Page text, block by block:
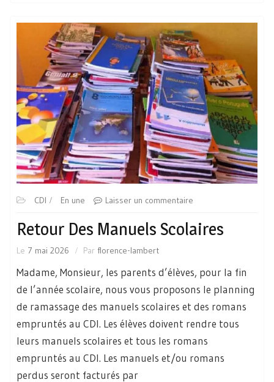
CDI En une Laisser un commentaire
Retour Des Manuels Scolaires
Le 7 mai 2026 Par florence-lambert
Madame, Monsieur, les parents d’élèves, pour la fin
de l’année scolaire, nous vous proposons le planning
de ramassage des manuels scolaires et des romans
empruntés au CDI. Les élèves doivent rendre tous
leurs manuels scolaires et tous les romans
empruntés au CDI. Les manuels et/ou romans
perdus seront facturés par